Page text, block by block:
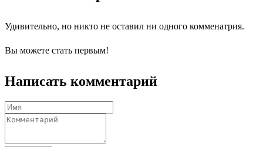
Удивительно, но никто не оставил ни одного комменатрия.
Вы можете стать первым!
Написать комментарий